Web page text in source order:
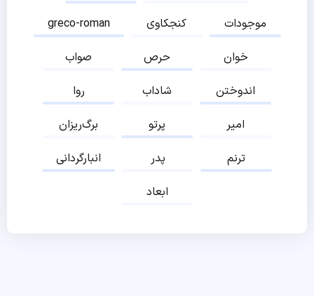
greco-roman
کنجکاوی
موجودات
صواب
حرص
خوان
روا
شاداب
اندوختن
برگ‌ریزان
پرتو
امیر
انبارگردانی
پدر
ترنم
ابعاد